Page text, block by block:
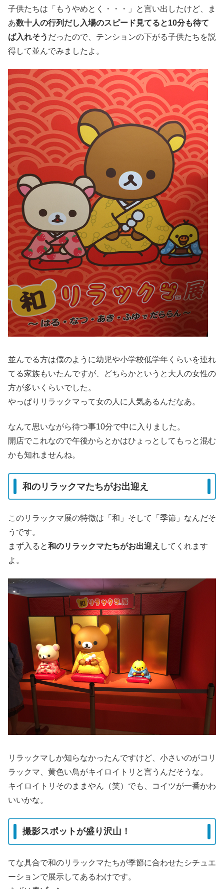
子供たちは「もうやめとく・・・」と言い出したけど、ま
あ数十人の行列だし入場のスピード見てると10分も待て
ば入れそう だったので、テンションの下がる子供たちを説
得して並んでみましたよ。
並んでる方は僕のように幼児や小学校低学年くらいを連れ
てる家族もいたんですが、どちらかというと大人の女性の
方が多いくらいでした。
やっぱりリラックマって女の人に人気あるんだなあ。
なんて思いながら待つ事10分で中に入りました。
開店でこれなので午後からとかはひょっとしてもっと混む
かも知れませんね。
和のリラックマたちがお出迎え
このリラックマ展の特徴は「和」そして「季節」なんだそ
うです。
まず入ると和のリラックマたちがお出迎え してくれます
よ。
リラックマしか知らなかったんですけど、小さいのがコリ
ラックマ、黄色い鳥がキイロイトリと言うんだそうな。
キイロイトリそのままやん（笑）でも、コイツが一番かわ
いいかな。
撮影スポットが盛り沢山！
てな具合で和のリラックマたちが季節に合わせたシチュエ
ーションで展示してあるわけです。